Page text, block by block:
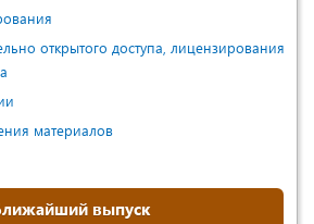
открытого доступа, лицензирования
материалов
выпуск